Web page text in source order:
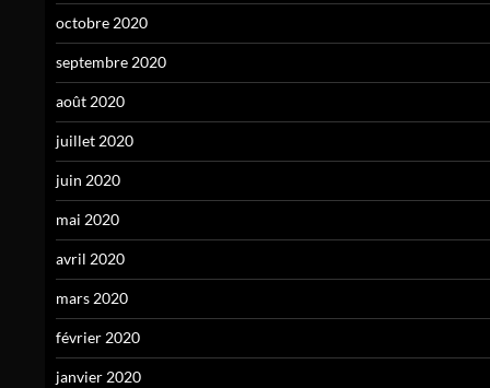
octobre 2020
septembre 2020
août 2020
juillet 2020
juin 2020
mai 2020
avril 2020
mars 2020
février 2020
janvier 2020